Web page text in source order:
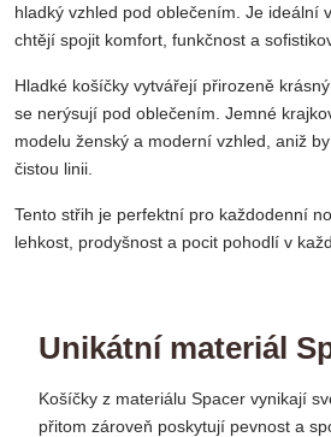
hladký vzhled pod oblečením. Je ideální
chtějí spojit komfort, funkčnost a
Hladké košíčky vytvářejí přirozeně
se nerýsují pod oblečením. Jemné
modelu ženský a moderní vzhled, aniž
čistou linii.
Tento střih je perfektní pro každodenní
lehkost, prodyšnost a pocit pohodlí v
Unikátní materiál
Košíčky z materiálu Spacer vynikají
přitom zároveň poskytují pevnost a